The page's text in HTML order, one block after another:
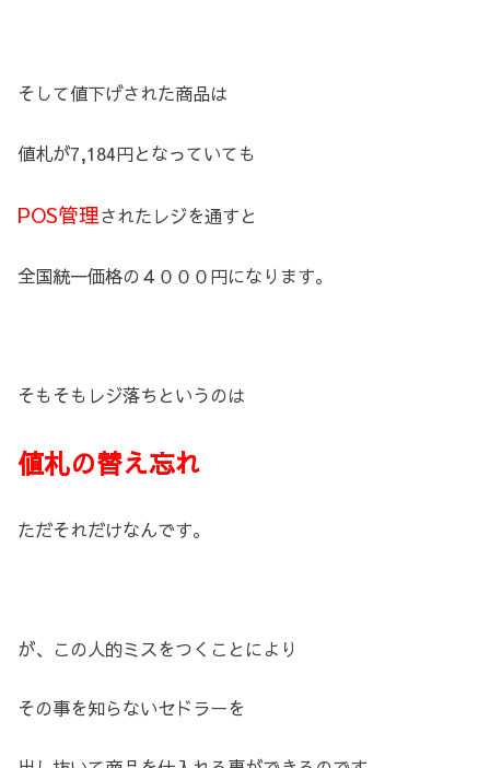
そして値下げされた商品は
値札が7,184円となっていても
POS管理されたレジを通すと
全国統一価格の４０００円になります。
そもそもレジ落ちというのは
値札の替え忘れ
ただそれだけなんです。
が、この人的ミスをつくことにより
その事を知らないセドラーを